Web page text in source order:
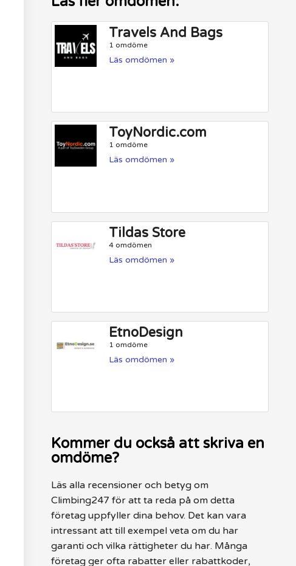
Travels And Bags
1 omdöme
Läs omdömen »
ToyNordic.com
1 omdöme
Läs omdömen »
Tildas Store
4 omdömen
Läs omdömen »
EtnoDesign
1 omdöme
Läs omdömen »
Kommer du också att skriva en
omdöme?
Läs alla recensioner och betyg om
Climbing247 för att ta reda på om detta
företag uppfyller dina behov. Det kan vara
intressant att till exempel veta om du har
garanti och vilka rättigheter du har. Många
företag ger ofta rabatter eller rabattkoder,